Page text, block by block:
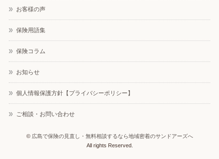
お客様の声
保険用語集
保険コラム
お知らせ
個人情報保護方針【プライバシーポリシー】
ご相談・お問い合わせ
© 広島で保険の見直し・無料相談するなら地域密着のサンドアーズへ
All rights Reserved.